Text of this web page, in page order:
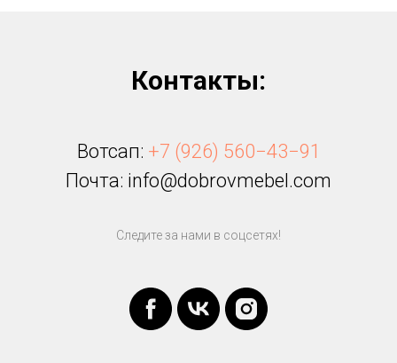
Контакты:
Вотсап: +7 (926) 560−43−91
Почта: info@dobrovmebel.com
Следите за нами в соцсетях!